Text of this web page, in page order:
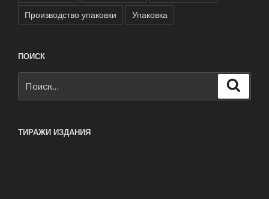
Производство упаковки
Упаковка
ПОИСК
ТИРАЖИ ИЗДАНИЯ